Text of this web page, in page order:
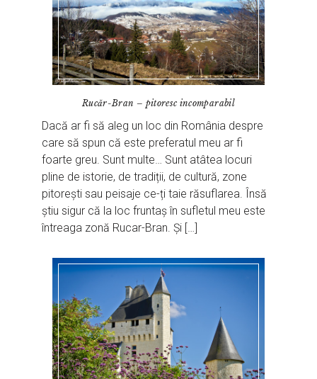
Rucăr-Bran – pitoresc incomparabil
Dacă ar fi să aleg un loc din România despre
care să spun că este preferatul meu ar fi
foarte greu. Sunt multe… Sunt atâtea locuri
pline de istorie, de tradiții, de cultură, zone
pitorești sau peisaje ce-ți taie răsuflarea. Însă
știu sigur că la loc fruntaș în sufletul meu este
întreaga zonă Rucar-Bran. Și […]